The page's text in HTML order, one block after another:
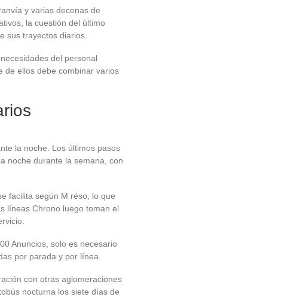
y varias decenas de
la cuestión del último
sus trayectos diarios.
del personal
de ellos debe combinar varios
la noche. Los últimos pasos
noche durante la semana, con
facilita según M réso, lo que
líneas Chrono luego toman el
Anuncios, solo es necesario
por parada y por línea.
con otras aglomeraciones
nocturna los siete días de